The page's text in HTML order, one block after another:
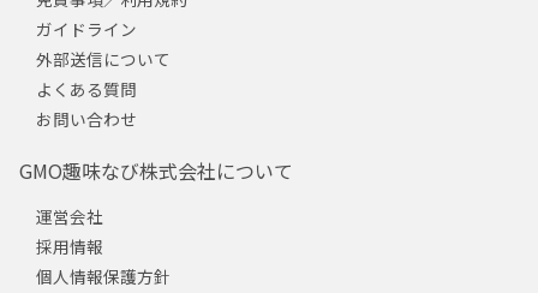
ガイドライン
外部送信について
よくある質問
お問い合わせ
GMO趣味なび株式会社について
運営会社
採用情報
個人情報保護方針